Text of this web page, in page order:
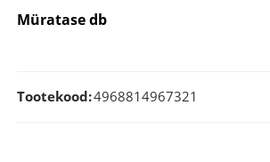
Müratase db
Tootekood:4968814967321